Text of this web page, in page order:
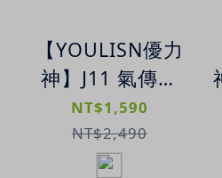
【YOULISN優力
神】J11 氣傳導
防水運動藍牙耳
機｜內建記憶體
｜輕巧耐用
NT$1,590
NT$2,490